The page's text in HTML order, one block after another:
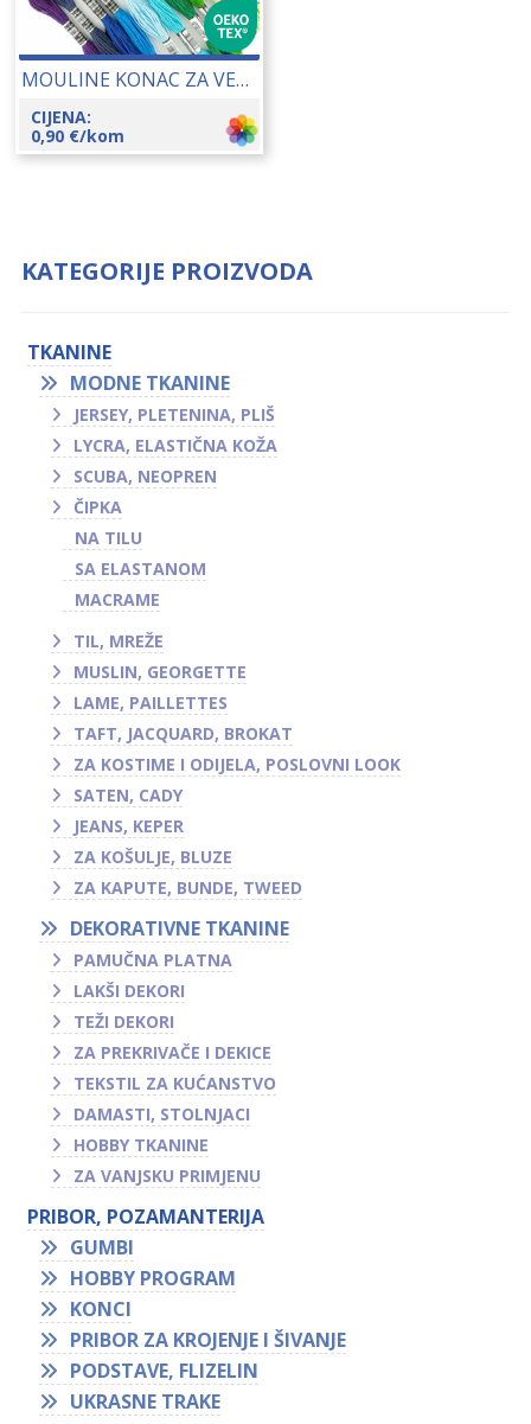
MOULINE KONAC ZA VEZENJE 25148
CIJENA:
0,90 €/kom
KATEGORIJE PROIZVODA
TKANINE
MODNE TKANINE
JERSEY, PLETENINA, PLIŠ
LYCRA, ELASTIČNA KOŽA
SCUBA, NEOPREN
ČIPKA
NA TILU
SA ELASTANOM
MACRAME
TIL, MREŽE
MUSLIN, GEORGETTE
LAME, PAILLETTES
TAFT, JACQUARD, BROKAT
ZA KOSTIME I ODIJELA, POSLOVNI LOOK
SATEN, CADY
JEANS, KEPER
ZA KOŠULJE, BLUZE
ZA KAPUTE, BUNDE, TWEED
DEKORATIVNE TKANINE
PAMUČNA PLATNA
LAKŠI DEKORI
TEŽI DEKORI
ZA PREKRIVAČE I DEKICE
TEKSTIL ZA KUĆANSTVO
DAMASTI, STOLNJACI
HOBBY TKANINE
ZA VANJSKU PRIMJENU
PRIBOR, POZAMANTERIJA
GUMBI
HOBBY PROGRAM
KONCI
PRIBOR ZA KROJENJE I ŠIVANJE
PODSTAVE, FLIZELIN
UKRASNE TRAKE